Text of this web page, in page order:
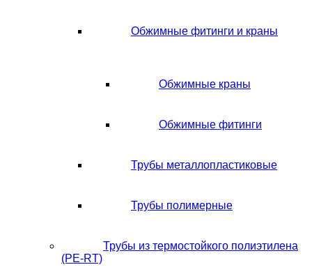
Обжимные фитинги и краны
Обжимные краны
Обжимные фитинги
Трубы металлопластиковые
Трубы полимерные
Трубы из термостойкого полиэтилена
(PE-RT)